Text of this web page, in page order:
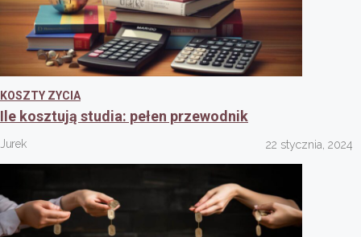
KOSZTY ZYCIA
Ile kosztują studia: pełen przewodnik
Jurek 22 stycznia, 2024